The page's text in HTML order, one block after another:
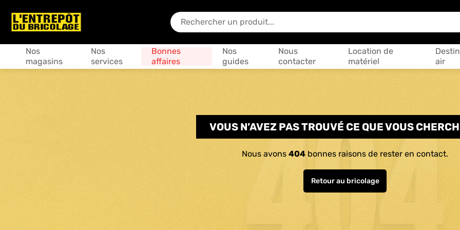
En quoi puis-je vous aider ?
Nos
magasins
Nos
services
Bonnes
affaires
Nos
guides
Nous
contacter
Location de
matériel
air
VOUS N’AVEZ PAS TROUVÉ CE QUE VOUS
Nous avons 404 bonnes raisons de rester en contact.
Retour au bricolage